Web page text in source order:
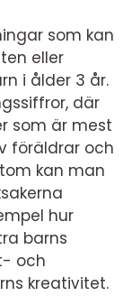
som kan
eller
i ålder 3 år.
där
som är mest
föräldrar och
kan man
hur
barns
och
kreativitet.